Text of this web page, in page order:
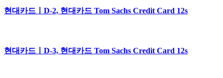
현대카드ㅣD-2, 현대카드 Tom Sachs Credit Card 12s
현대카드ㅣD-3, 현대카드 Tom Sachs Credit Card 12s